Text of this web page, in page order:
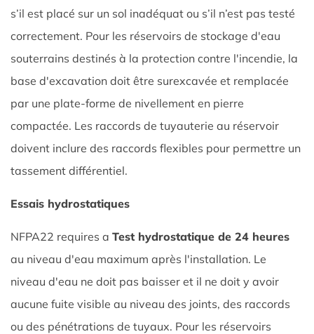
s’il est placé sur un sol inadéquat ou s’il n’est pas testé
correctement. Pour les réservoirs de stockage d'eau
souterrains destinés à la protection contre l'incendie, la
base d'excavation doit être surexcavée et remplacée
par une plate-forme de nivellement en pierre
compactée. Les raccords de tuyauterie au réservoir
doivent inclure des raccords flexibles pour permettre un
tassement différentiel.
Essais hydrostatiques
NFPA22 requires a Test hydrostatique de 24 heures
au niveau d'eau maximum après l'installation. Le
niveau d'eau ne doit pas baisser et il ne doit y avoir
aucune fuite visible au niveau des joints, des raccords
ou des pénétrations de tuyaux. Pour les réservoirs